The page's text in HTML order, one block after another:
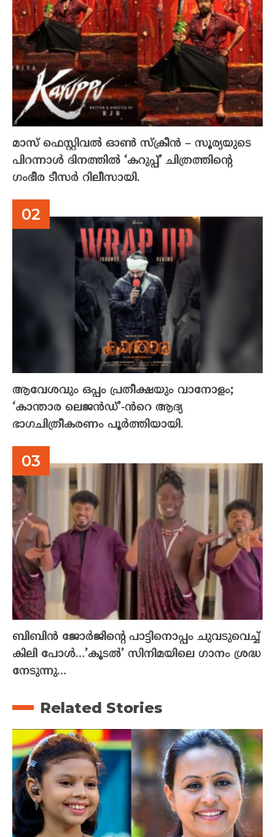
മാസ് ഫെസ്റ്റിവൽ ഓൺ സ്‌ക്രീൻ – സൂര്യയുടെ
പിറന്നാൾ ദിനത്തിൽ ‘കറുപ്പ്’ ചിത്രത്തിന്റെ
ഗംഭീര ടീസർ റിലീസായി.
ആവേശവും ഒപ്പം പ്രതീക്ഷയും വാനോളം;
‘കാന്താര ലെജൻഡ്’-ൻറെ ആദ്യ
ഭാഗചിത്രീകരണം പൂർത്തിയായി.
ബിബിൻ ജോർജിന്റെ പാട്ടിനൊപ്പം ചുവടുവെച്ച്
കിലി പോൾ…’കൂടൽ’ സിനിമയിലെ ഗാനം ശ്രദ്ധ
നേടുന്നു…
Related Stories